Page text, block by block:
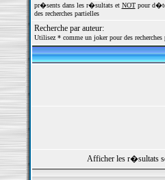
pr�sents dans les r�sultats et NOTpour
des recherches partielles
Recherche par auteur:
Utilisez * comme un joker pour des recherches
Afficher les r�sultats